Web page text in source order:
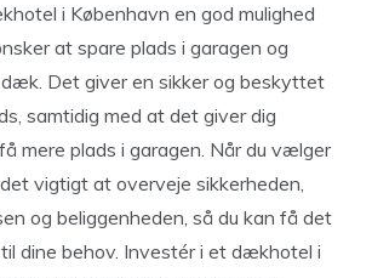
i København en god mulighed
at spare plads i garagen og
Det giver en sikker og beskyttet
samtidig med at det giver dig
mere plads i garagen. Når du vælger
vigtigt at overveje sikkerheden,
og beliggenheden, så du kan få det
dine behov. Investér i et dækhotel i